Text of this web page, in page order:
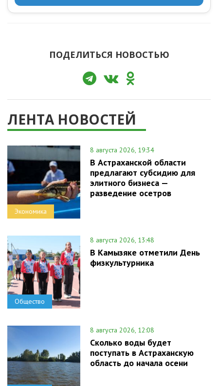
ПОДЕЛИТЬСЯ НОВОСТЬЮ
ЛЕНТА НОВОСТЕЙ
Экономика
8 августа 2026, 19:34
В Астраханской области
предлагают субсидию для
элитного бизнеса —
разведение осетров
Общество
8 августа 2026, 13:48
В Камызяке отметили День
физкультурника
8 августа 2026, 12:08
Сколько воды будет
поступать в Астраханскую
область до начала осени